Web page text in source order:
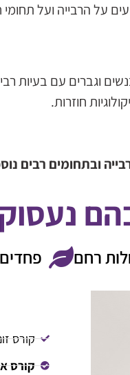
הרבייה ועל תחומי
וגברים עם בעיות
חוזרות.
ובתחומים רבים
רחם
קורס
קורס